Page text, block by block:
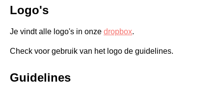
Logo's
Je vindt alle logo's in onze dropbox.
Check voor gebruik van het logo de guidelines.
Guidelines